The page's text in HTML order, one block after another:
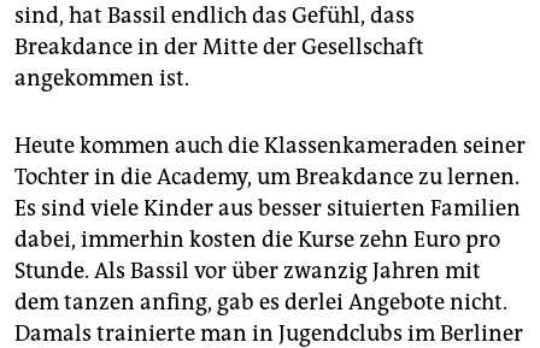
sind, hat Bassil endlich das Gefühl, dass
Breakdance in der Mitte der Gesellschaft
angekommen ist.
Heute kommen auch die Klassenkameraden seiner
Tochter in die Academy, um Breakdance zu lernen.
Es sind viele Kinder aus besser situierten Familien
dabei, immerhin kosten die Kurse zehn Euro pro
Stunde. Als Bassil vor über zwanzig Jahren mit
dem tanzen anfing, gab es derlei Angebote nicht.
Damals trainierte man in Jugendclubs im Berliner